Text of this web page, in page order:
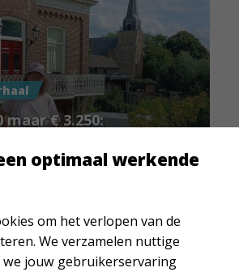
maar € 3.250:
optimaal werkende
om het verlopen van de
We verzamelen nuttige
jouw gebruikerservaring